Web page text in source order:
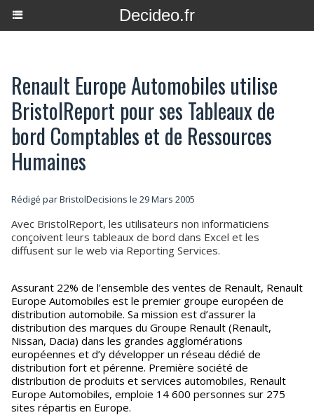
Decideo.fr
Renault Europe Automobiles utilise
BristolReport pour ses Tableaux de
bord Comptables et de Ressources
Humaines
Rédigé par BristolDecisions le 29 Mars 2005
Avec BristolReport, les utilisateurs non informaticiens
conçoivent leurs tableaux de bord dans Excel et les
diffusent sur le web via Reporting Services.
Assurant 22% de l’ensemble des ventes de Renault, Renault
Europe Automobiles est le premier groupe européen de
distribution automobile. Sa mission est d’assurer la
distribution des marques du Groupe Renault (Renault,
Nissan, Dacia) dans les grandes agglomérations
européennes et d’y développer un réseau dédié de
distribution fort et pérenne. Première société de
distribution de produits et services automobiles, Renault
Europe Automobiles, emploie 14 600 personnes sur 275
sites répartis en Europe.